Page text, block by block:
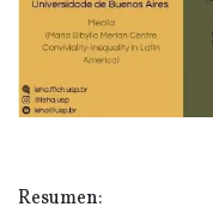
Resumen: